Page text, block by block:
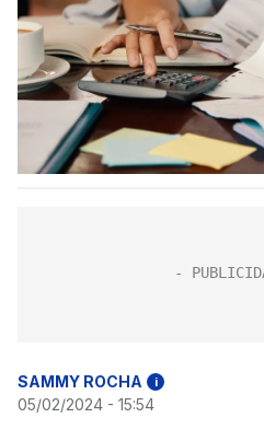
SAMMY ROCHA i
05/02/2024 - 15:54